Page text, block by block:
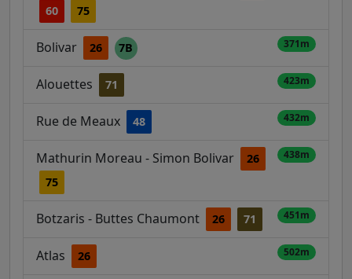
60
75
Bolivar 26 7B 371m
Alouettes 71 423m
Rue de Meaux 48 432m
Mathurin Moreau - Simon Bolivar
26
75
438m
Botzaris - Buttes Chaumont 26 71 451m
Atlas 26 502m